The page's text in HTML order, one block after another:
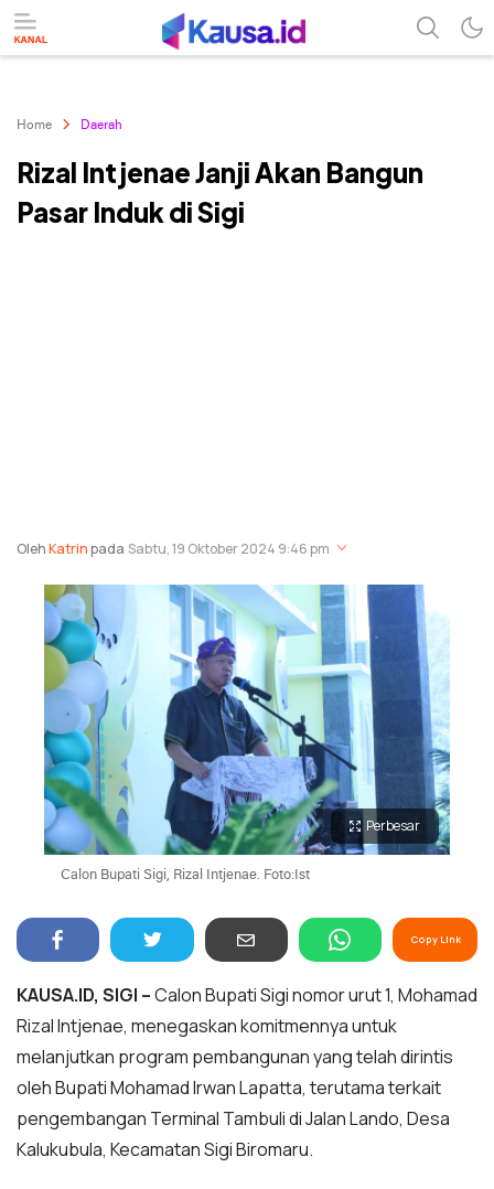
Home Daerah
Rizal Intjenae Janji Akan Bangun
Pasar Induk di Sigi
OlehKatrinpada Sabtu, 19 Oktober 2024 9:46 pm
Perbesar
Calon Bupati Sigi, Rizal Intjenae. Foto:Ist
Copy Link
KAUSA.ID, SIGI –Calon Bupati Sigi nomor urut 1, Mohamad
Rizal Intjenae, menegaskan komitmennya untuk
melanjutkan program pembangunan yang telah dirintis
oleh Bupati Mohamad Irwan Lapatta, terutama terkait
pengembangan Terminal Tambuli di Jalan Lando, Desa
Kalukubula, Kecamatan Sigi Biromaru.